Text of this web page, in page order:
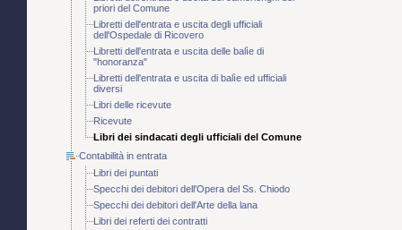
priori del Comune
Libretti dell'entrata e uscita degli ufficiali
dell'Ospedale di Ricovero
Libretti dell'entrata e uscita delle balìe di
"honoranza"
Libretti dell'entrata e uscita di balìe ed ufficiali
diversi
Libri delle ricevute
Ricevute
Libri dei sindacati degli ufficiali del Comune
Contabilità in entrata
Libri dei puntati
Specchi dei debitori dell'Opera del Ss. Chiodo
Specchi dei debitori dell'Arte della lana
Libri dei referti dei contratti